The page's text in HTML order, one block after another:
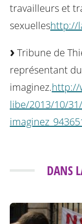
travailleurs et
sexuelleshttp://
Tribune de
représentant
imaginez.http://
libe/2013/10/
DANS